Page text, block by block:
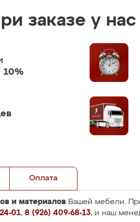
заказе у нас
10%
Оплата
и материалов Вашей мебели.
01, 8 (926) 409-68-13, и наш